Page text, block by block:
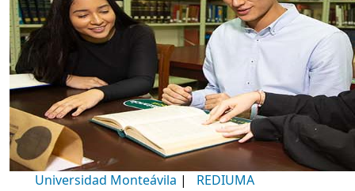
Universidad Monteávila | REDIUMA